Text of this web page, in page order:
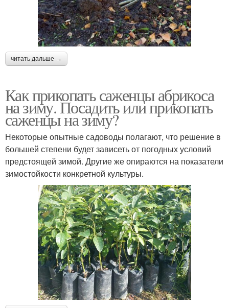
читать дальше →
Как прикопать саженцы абрикоса
на зиму. Посадить или прикопать
саженцы на зиму?
Некоторые опытные садоводы полагают, что решение в
большей степени будет зависеть от погодных условий
предстоящей зимой. Другие же опираются на показатели
зимостойкости конкретной культуры.